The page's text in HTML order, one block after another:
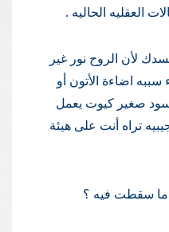
العقليه الحاليه .
لأن الروح نور غير
اضاءة الأتون أو
صغير كيوت يعمل
تراه أنت على هيئة
سقطت فيه ؟